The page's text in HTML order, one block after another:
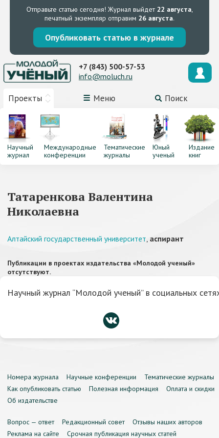
Отправьте статью сегодня! Журнал выйдет 22 августа,
печатный экземпляр отправим 26 августа.
Опубликовать статью в журнале
Проекты Меню Поиск
+7 (843) 500-57-53
info@moluch.ru
Научный
журнал
Международные
конференции
Тематические
журналы
Юный
ученый
Издание
книг
Татаренкова Валентина
Николаевна
Алтайский государственный университет, аспирант
Публикации в проектах издательства «Молодой ученый»
отсутствуют.
Научный журнал “Молодой ученый” в социальных
Номера журнала Научные конференции
Тематические журналы
Как опубликовать статью
Полезная информация
Оплата и скидки
Об издательстве
Вопрос — ответ Редакционный совет
Отзывы наших авторов
Реклама на сайте
Срочная публикация научных статей